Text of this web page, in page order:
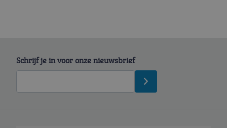
Schrijf je in voor onze nieuwsbrief